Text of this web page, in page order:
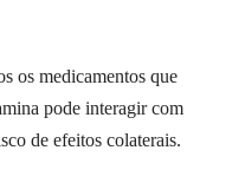
os medicamentos que
pode interagir com
de efeitos colaterais.